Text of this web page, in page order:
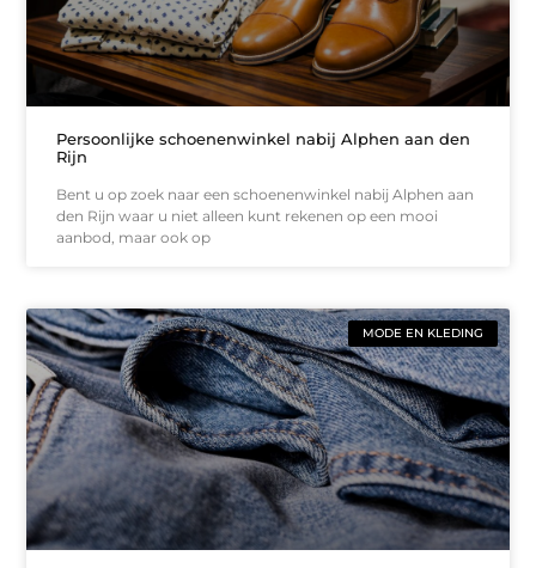
Persoonlijke schoenenwinkel nabij Alphen aan den
Rijn
Bent u op zoek naar een schoenenwinkel nabij Alphen aan
den Rijn waar u niet alleen kunt rekenen op een mooi
aanbod, maar ook op
MODE EN KLEDING